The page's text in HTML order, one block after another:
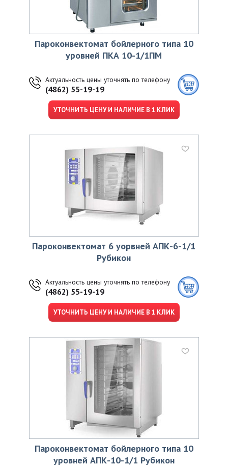
Пароконвектомат бойлерного типа 10
уровней ПКА 10-1/1ПМ
Актуальность цены уточнять по телефону
(4862) 55-19-19
УТОЧНИТЬ ЦЕНУ И НАЛИЧИЕ В 1 КЛИК
Пароконвектомат 6 уорвней АПК-6-1/1
Рубикон
Актуальность цены уточнять по телефону
(4862) 55-19-19
УТОЧНИТЬ ЦЕНУ И НАЛИЧИЕ В 1 КЛИК
Пароконвектомат бойлерного типа 10
уровней АПК-10-1/1 Рубикон